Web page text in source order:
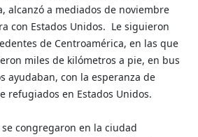
alcanzó a mediados de noviembre
con Estados Unidos. Le siguieron
de Centroamérica, en las que
miles de kilómetros a pie, en bus
ayudaban, con la esperanza de
refugiados en Estados Unidos.
congregaron en la ciudad